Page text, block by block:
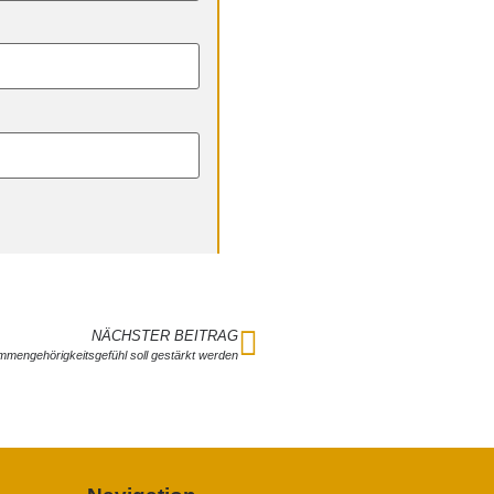
NÄCHSTER BEITRAG
soll gestärkt werden